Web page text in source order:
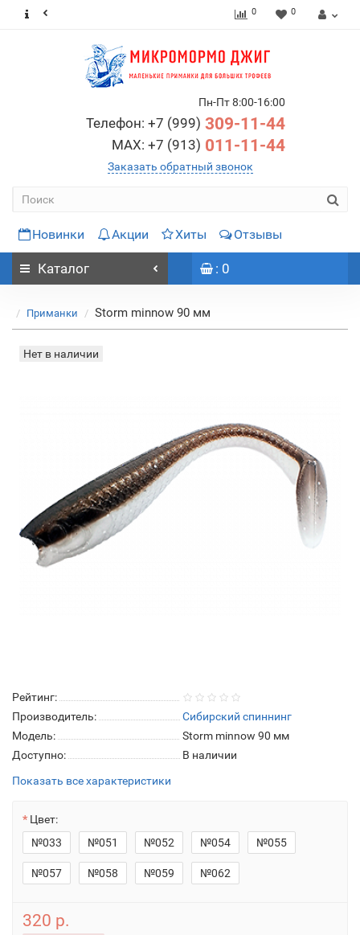
0 0
Пн-Пт 8:00-16:00
Телефон: +7 (999) 309-11-44
MAX: +7 (913) 011-11-44
Заказать обратный звонок
Новинки Акции Хиты Отзывы
Каталог : 0
Приманки Storm minnow 90 мм
Нет в наличии
Рейтинг:
Производитель:
Сибирский спиннинг
Модель:
Storm minnow 90 мм
Доступно:
В наличии
Показать все характеристики
Цвет:
№033
№051 №052 №054 №055
№057 №058 №059 №062
320 р.